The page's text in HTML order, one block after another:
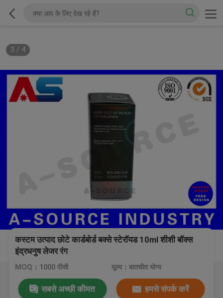
3 / 4
कस्टम उत्पाद छोटे कार्डबोर्ड बक्से स्टेरॉयड 10ml शीशी बॉक्स
इंद्रधनुष लेजर रंग
MOQ：1000 पीसी मूल्य：बातचीत योग्य
सबसे अच्छी कीमत हमसे संपर्क करें